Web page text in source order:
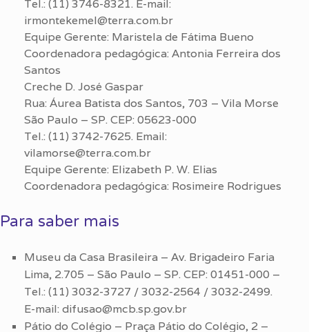
Tel.: (11) 3746-8321. E-mail:
irmontekemel@terra.com.br
Equipe Gerente: Maristela de Fátima Bueno
Coordenadora pedagógica: Antonia Ferreira dos
Santos
Creche D. José Gaspar
Rua: Áurea Batista dos Santos, 703 – Vila Morse
São Paulo – SP. CEP: 05623-000
Tel.: (11) 3742-7625. Email:
vilamorse@terra.com.br
Equipe Gerente: Elizabeth P. W. Elias
Coordenadora pedagógica: Rosimeire Rodrigues
Para saber mais
Museu da Casa Brasileira – Av. Brigadeiro Faria
Lima, 2.705 – São Paulo – SP. CEP: 01451-000 –
Tel.: (11) 3032-3727 / 3032-2564 / 3032-2499.
E-mail: difusao@mcb.sp.gov.br
Pátio do Colégio – Praça Pátio do Colégio, 2 –